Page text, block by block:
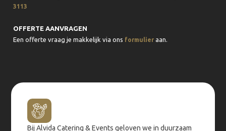
3113
OFFERTE AANVRAGEN
Een offerte vraag je makkelijk via ons formulier aan.
Bij Alvida Catering & Events geloven we in duurzaam